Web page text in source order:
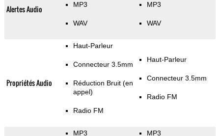
Alertes Audio MP3
WAV
MP3
WAV
Propriétés Audio
Haut-Parleur
Connecteur 3.5mm
Réduction Bruit (en
appel)
Radio FM
Haut-Parleur
Connecteur 3.5mm
Radio FM
MP3 MP3